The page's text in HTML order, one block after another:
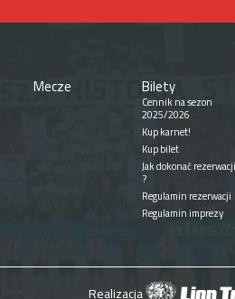
Mecze Bilety
Cennik na sezon
2025/2026
Kup karnet!
Kup bilet
Jak dokonać rezerwacji
?
Regulamin rezerwacji
Regulamin imprezy
Realizacja